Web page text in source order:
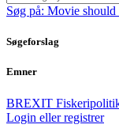
Søg på: Movie should
Søgeforslag
Emner
BREXIT
Login eller registrer